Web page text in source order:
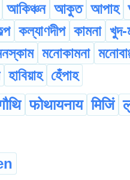
আকিঞ্চন আকুত আপাহ
কল্যাণদীপ কামনা খুদ-
মনোকামনা
হাবিয়াহ হেঁপাহ
फोथायनाय मिजिं